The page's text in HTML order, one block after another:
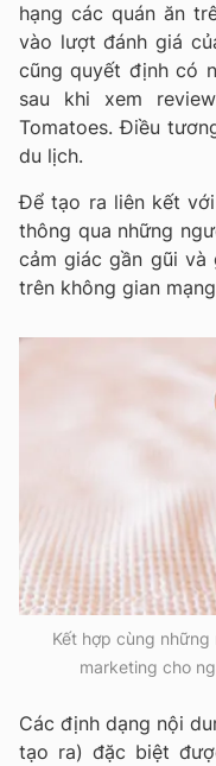
hạng các quán ăn
vào lượt đánh giá
cũng quyết định có
sau khi xem
Tomatoes. Điều
du lịch.
Để tạo ra liên kết với
thông qua những
cảm giác gần gũi
trên không gian
Kết hợp cùng
marketing cho
Các định dạng nội
tạo ra) đặc biệt